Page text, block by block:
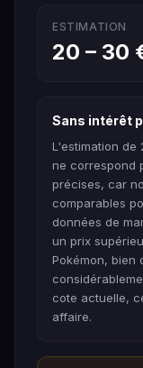
ESTIMATION
20 – 30
Sans intérêt
L'estimation
ne correspond
précises, car
comparables
données de
un prix
Pokémon, bien
cote actuelle,
affaire.